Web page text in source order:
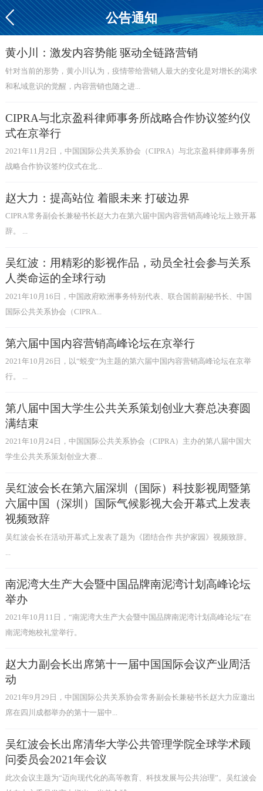
公告通知
黄小川：激发内容势能 驱动全链路营销
针对当前的形势，黄小川认为，疫情带给营销人最大的变化是对增长的渴求
和私域意识的觉醒，内容营销也随之进...
CIPRA与北京盈科律师事务所战略合作协议签约仪
式在京举行
2021年11月2日，中国国际公共关系协会（CIPRA）与北京盈科律师事务所
战略合作协议签约仪式在北...
赵大力：提高站位 着眼未来 打破边界
CIPRA常务副会长兼秘书长赵大力在第六届中国内容营销高峰论坛上致开幕
辞。 ...
吴红波：用精彩的影视作品，动员全社会参与关系
人类命运的全球行动
2021年10月16日，中国政府欧洲事务特别代表、联合国前副秘书长、中国
国际公共关系协会（CIPRA...
第六届中国内容营销高峰论坛在京举行
2021年10月26日，以“蜕变“为主题的第六届中国内容营销高峰论坛在京举
行。 ...
第八届中国大学生公共关系策划创业大赛总决赛圆
满结束
2021年10月24日，中国国际公共关系协会（CIPRA）主办的第八届中国大
学生公共关系策划创业大赛...
吴红波会长在第六届深圳（国际）科技影视周暨第
六届中国（深圳）国际气候影视大会开幕式上发表
视频致辞
吴红波会长在活动开幕式上发表了题为《团结合作 共护家园》视频致辞。
南泥湾大生产大会暨中国品牌南泥湾计划高峰论坛
举办
2021年10月11日，“南泥湾大生产大会暨中国品牌南泥湾计划高峰论坛”在
南泥湾炮校礼堂举行。
赵大力副会长出席第十一届中国国际会议产业周活
动
2021年9月29日，中国国际公共关系协会常务副会长兼秘书长赵大力应邀出
席在四川成都举办的第十一届中...
吴红波会长出席清华大学公共管理学院全球学术顾
问委员会2021年会议
此次会议主题为“迈向现代化的高等教育、科技发展与公共治理”。吴红波会